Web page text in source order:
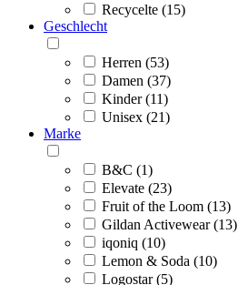
Recycelte (15)
Geschlecht
Herren (53)
Damen (37)
Kinder (11)
Unisex (21)
Marke
B&C (1)
Elevate (23)
Fruit of the Loom (13)
Gildan Activewear (13)
iqoniq (10)
Lemon & Soda (10)
Logostar (5)